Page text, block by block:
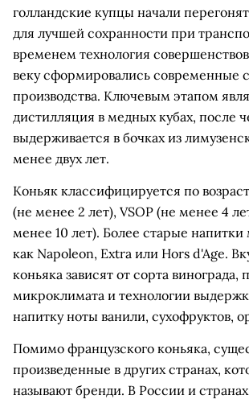
голландские купцы начали
для лучшей сохранности при
временем технология
веку сформировались современные
производства. Ключевым этапом
дистилляция в медных кубах, после
выдерживается в бочках из
менее двух лет.
Коньяк классифицируется по
(не менее 2 лет), VSOP (не менее 4
менее 10 лет). Более старые
как Napoleon, Extra или Hors d'Age.
коньяка зависят от сорта винограда,
микроклимата и технологии
напитку ноты ванили, сухофруктов,
Помимо французского коньяка,
произведенные в других странах,
называют бренди. В России и